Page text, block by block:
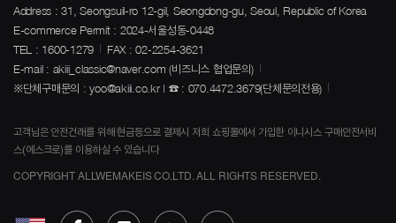
Address : 31, Seongsuil-ro 12-gil, Seongdong-gu, Seoul, Republic of Korea
E-commerce Permit : 2024-서울성동-0448
TEL : 1600-1279
FAX : 02-2254-3621
E-mail : akiii_classic@naver.com (비즈니스 협업문의)
※단체구매문의 : yoo@akiii.co.kr | ☎ : 070.4472.3679(단체문의전용)
고객님은 안전건래를 위해 현금등으로 결제시 저희 쇼핑몰에서 가입한 이니시스 구매안전서비
스(에스크로)를 이용하실 수 있습니다
COPYRIGHT ALLWEMAKEIS CO.LTD. ALL RIGHTS RESERVED.